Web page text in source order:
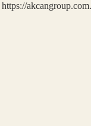
https://